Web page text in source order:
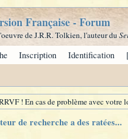
Française - Forum
de J.R.R. Tolkien, l'auteur du
Inscription Identification
! En cas de problème avec
de recherche a des ratées...